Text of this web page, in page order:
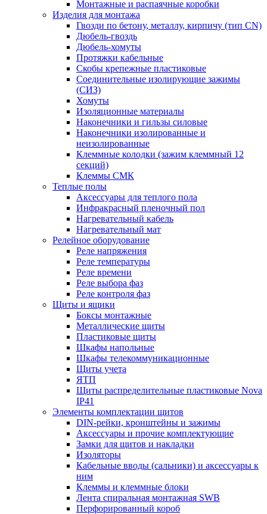
Монтажные и распаячные коробки
Изделия для монтажа
Гвозди по бетону, металлу, кирпичу (тип CN)
Дюбель-гвоздь
Дюбель-хомуты
Протяжки кабельные
Скобы крепежные пластиковые
Соединительные изолирующие зажимы
(СИЗ)
Хомуты
Изоляционные материалы
Наконечники и гильзы силовые
Наконечники изолированные и
неизолированные
Клеммные колодки (зажим клеммный 12
секций)
Клеммы СМК
Теплые полы
Аксессуары для теплого пола
Инфракрасный пленочный пол
Нагревательный кабель
Нагревательный мат
Релейное оборудование
Реле напряжения
Реле температуры
Реле времени
Реле выбора фаз
Реле контроля фаз
Щиты и ящики
Боксы монтажные
Металлические щиты
Пластиковые щиты
Шкафы напольные
Шкафы телекоммуникационные
Щиты учета
ЯТП
Щиты распределительные пластиковые Nova
IP41
Элементы комплектации щитов
DIN-рейки, кронштейны и зажимы
Аксессуары и прочие комплектующие
Замки для щитов и накладки
Изоляторы
Кабельные вводы (сальники) и аксессуары к
ним
Клеммы и клеммные блоки
Лента спиральная монтажная SWB
Перфорированный короб